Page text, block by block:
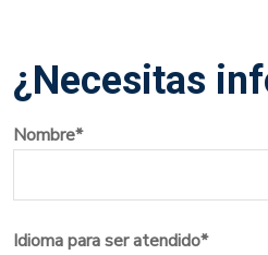
¿Necesitas
Nombre*
Idioma para ser atendido*